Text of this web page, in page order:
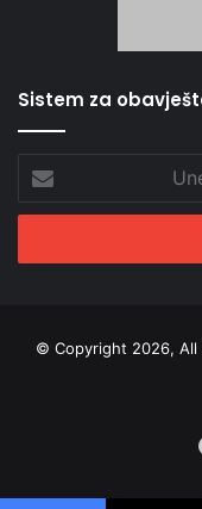
Sistem za
Email
adresu
© Copyright 2026,